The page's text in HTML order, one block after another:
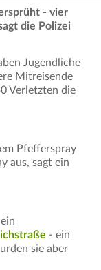
- vier
die Polizei
Jugendliche
Mitreisende
Verletzten die
Pfefferspray
aus, sagt ein
- ein
sie aber